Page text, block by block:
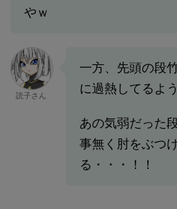
やｗ
読子さん
一方、先頭の段
に過熱してるよ
あの気弱だった
事無く肘をぶつ
る・・・！！